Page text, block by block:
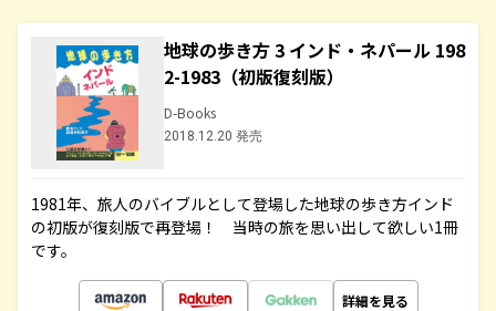
地球の歩き方 3 インド・ネパール 198
2-1983（初版復刻版）
D-Books
2018.12.20 発売
1981年、旅人のバイブルとして登場した地球の歩き方インド
の初版が復刻版で再登場！ 当時の旅を思い出して欲しい1冊
です。
詳細を見る